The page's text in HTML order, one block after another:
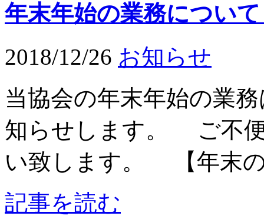
年末年始の業務につい
2018/12/26 お知らせ
当協会の年末年始の業
知らせします。 ご不
い致します。 【年末
記事を読む